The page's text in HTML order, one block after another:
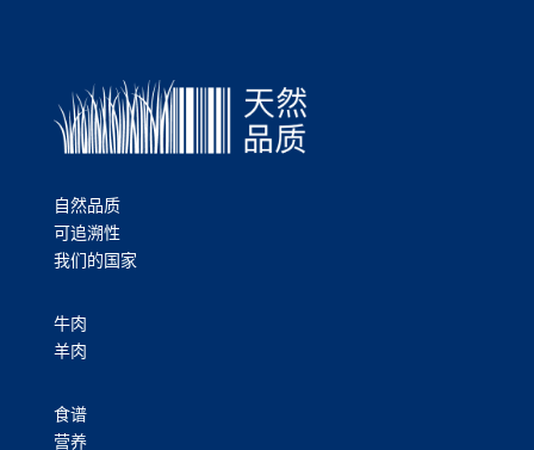
自然品质
可追溯性
我们的国家
牛肉
羊肉
食谱
营养